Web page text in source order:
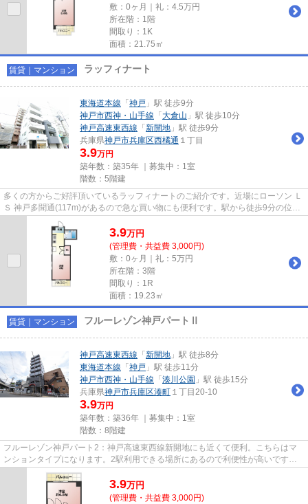
敷：0ヶ月｜礼：4.5万円
所在階：1階
間取り：1K
面積：21.75㎡
賃貸｜マンション ラッフィナート
東海道本線 「 神戸 」駅 徒歩9分
神戸市西神・山手線 「 大倉山 」駅 徒歩10分
神戸高速東西線 「 新開地 」駅 徒歩9分
兵庫県神戸市兵庫区西橘通 １丁目
3.9万円
築年数：築35年 ｜募集中： 1室
階数：5階建
多くの方からご好評頂いているラッフィナートのご紹介です。近場にローソン Ｌ
Ｓ 神戸多聞通(117m)があるので急な買い物にも便利です。駅から徒歩9分の位置
にある物件なので、電車の利...
3.9万円
(管理費・共益費 3,000円)
敷：0ヶ月｜礼：5万円
所在階：3階
間取り：1R
面積：19.23㎡
賃貸｜マンション フルーレゾン神戸パートⅡ
神戸高速東西線 「 新開地 」駅 徒歩8分
東海道本線 「 神戸 」駅 徒歩11分
神戸市西神・山手線 「 湊川公園 」駅 徒歩15分
兵庫県神戸市兵庫区湊町 １丁目20-10
3.9万円
築年数：築36年 ｜募集中： 1室
階数：8階建
フルーレゾン神戸パート2：神戸高速東西線新開地にも近くて便利。こちらはマ
ンションタイプになります。2駅利用できる場所にあるので利便性が高いです。
平坦な場所にあるマンションな...
3.9万円
(管理費・共益費 3,000円)